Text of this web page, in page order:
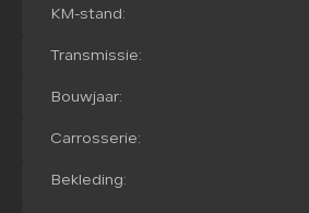
KM-stand:
Transmissie:
Bouwjaar:
Carrosserie:
Bekleding: